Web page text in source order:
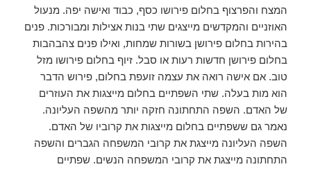
המצח והפרצוף בחלום פירושו כסף, כבוד ואישה יפה. מנעול
האוזניים והמקדשים מייצגים שתי בנות אצילות ומבורכות. פנים
בהירות בחלום פירושן בשורות שמחות, ואילו פנים צהבהבות
בחלום פירושן חדשות רעות או סבל. זיוף בחלום פירושו מזל
טוב. אם אישה רואה את עצמה זועפת בחלום, פירוש הדבר
הוא מות בעלה. שתי השפתיים בחלום מייצגות את העוזרים
של האדם. השפה התחתונה חזקה יותר מהשפה העליונה.
נאמר גם ששפתיים בחלום מייצגות את קרוביו של האדם.
השפה העליונה מייצגת את קרובי המשפחה הגברים והשפה
התחתונה מייצגת את קרובי המשפחה הנשים. שפתיים